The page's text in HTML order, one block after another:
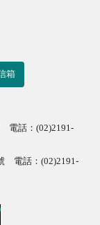
箱
電話：(02)2191-
電話：(02)2191-